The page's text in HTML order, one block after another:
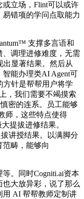
立场，Flint可以或许
错项的学问点取能力
支撑多言语和
调理进修难度，无需
显著结果。然后从
能办理类AI Agent可
方针是帮帮用户将学
，我们需要不竭摸索
密的连系。员工能够
师，这些特点使得
提拔进修结果。
讲授结果。以满脚分
畴，能够向
。同时Cogniti.ai资本
大放异彩，说了那么
用 AI 帮帮教师定制讲